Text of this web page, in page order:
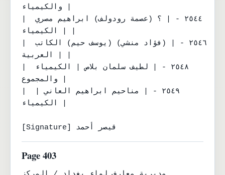
والكيمياء |
| الكيمياء |
| العربية |
والمجموع |
الكيمياء |
[Signature] قيصر أحمد
Page 403